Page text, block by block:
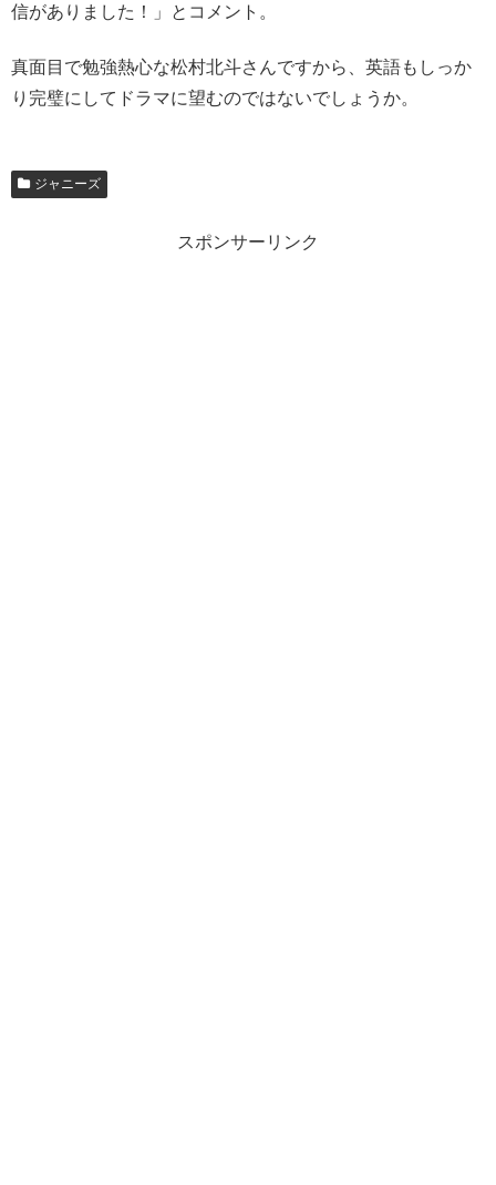
信がありました！」とコメント。
真面目で勉強熱心な松村北斗さんですから、英語もしっか
り完璧にしてドラマに望むのではないでしょうか。
ジャニーズ
スポンサーリンク